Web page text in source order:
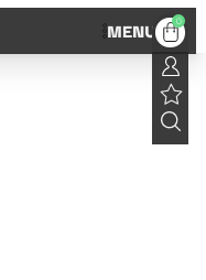
MENU 0